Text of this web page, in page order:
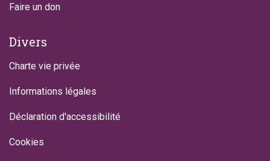
Faire un don
Divers
Charte vie privée
Informations légales
Déclaration d'accessibilité
Cookies